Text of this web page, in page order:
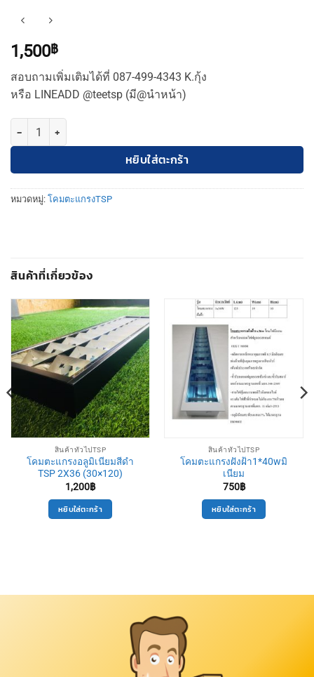
1,500฿
สอบถามเพิ่มเติมได้ที่ 087-499-4343 K.กุ้ง
หรือ LINEADD @teetsp (มี@นำหน้า)
จำนวน TSP โคมตะแกรง 2in1 3x36w (60x120cm) ชิ้น
หยิบใส่ตะกร้า
หมวดหมู่: โคมตะแกรงTSP
สินค้าที่เกี่ยวข้อง
สินค้าทั่วไปTSP
โคมตะแกรงอลูมิเนียมสีดำ
TSP 2X36 (30×120)
1,200฿
หยิบใส่ตะกร้า
สินค้าทั่วไปTSP
โคมตะแกรงฝังฝ้า1*40wมิ
เนียม
750฿
หยิบใส่ตะกร้า